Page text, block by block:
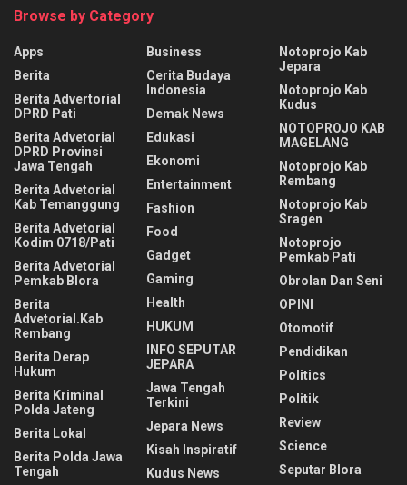
Browse by Category
Apps
Berita
Berita Advertorial
DPRD Pati
Berita Advetorial
DPRD Provinsi
Jawa Tengah
Berita Advetorial
Kab Temanggung
Berita Advetorial
Kodim 0718/Pati
Berita Advetorial
Pemkab Blora
Berita
Advetorial.Kab
Rembang
Berita Derap
Hukum
Berita Kriminal
Polda Jateng
Berita Lokal
Berita Polda Jawa
Tengah
Business
Cerita Budaya
Indonesia
Demak News
Edukasi
Ekonomi
Entertainment
Fashion
Food
Gadget
Gaming
Health
HUKUM
INFO SEPUTAR
JEPARA
Jawa Tengah
Terkini
Jepara News
Kisah Inspiratif
Kudus News
Notoprojo Kab
Jepara
Notoprojo Kab
Kudus
NOTOPROJO KAB
MAGELANG
Notoprojo Kab
Rembang
Notoprojo Kab
Sragen
Notoprojo
Pemkab Pati
Obrolan Dan Seni
OPINI
Otomotif
Pendidikan
Politics
Politik
Review
Science
Seputar Blora